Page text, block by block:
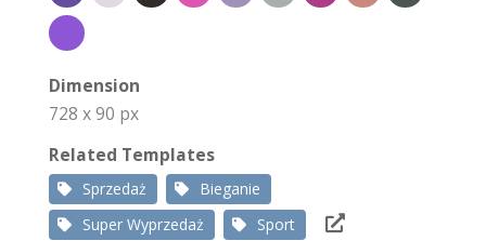
Dimension
728 x 90 px
Related Templates
Sprzedaż
Bieganie
Super Wyprzedaż
Sport